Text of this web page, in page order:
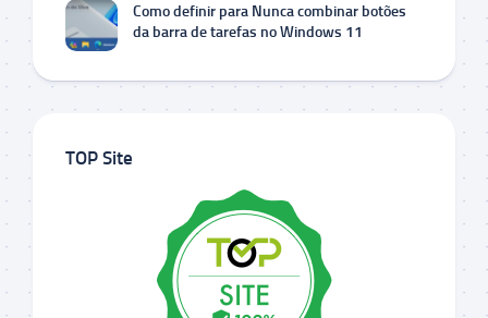
Como definir para Nunca combinar botões
da barra de tarefas no Windows 11
TOP Site